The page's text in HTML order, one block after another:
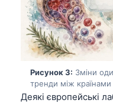
Рисунок 3: Зміни
тренди між країнами
Деякі європейські